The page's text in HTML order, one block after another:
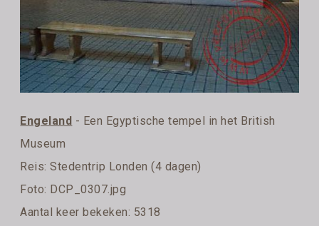
Engeland - Een Egyptische tempel in het British
Museum
Reis:Stedentrip Londen (4 dagen)
Foto: DCP_0307.jpg
Aantal keer bekeken: 5318